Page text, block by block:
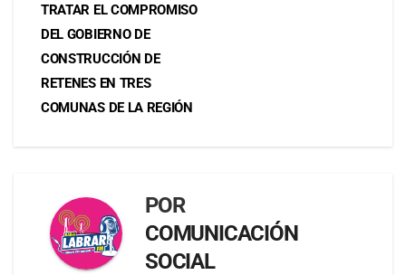
TRATAR EL COMPROMISO
DEL GOBIERNO DE
CONSTRUCCIÓN DE
RETENES EN TRES
COMUNAS DE LA REGIÓN
POR
COMUNICACIÓN
SOCIAL